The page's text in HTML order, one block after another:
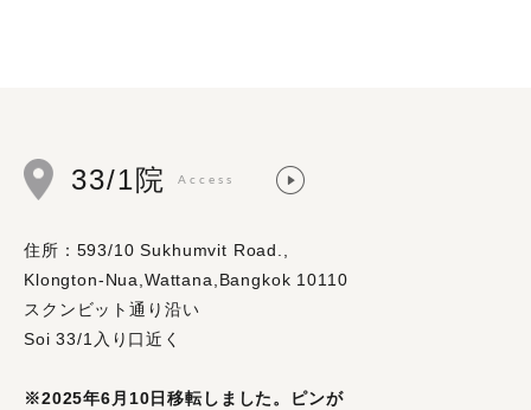
33/1院 Access
住所：593/10 Sukhumvit Road.,
Klongton-Nua,Wattana,Bangkok 10110
スクンビット通り沿い
Soi 33/1入り口近く
※2025年6月10日移転しました。ピンが